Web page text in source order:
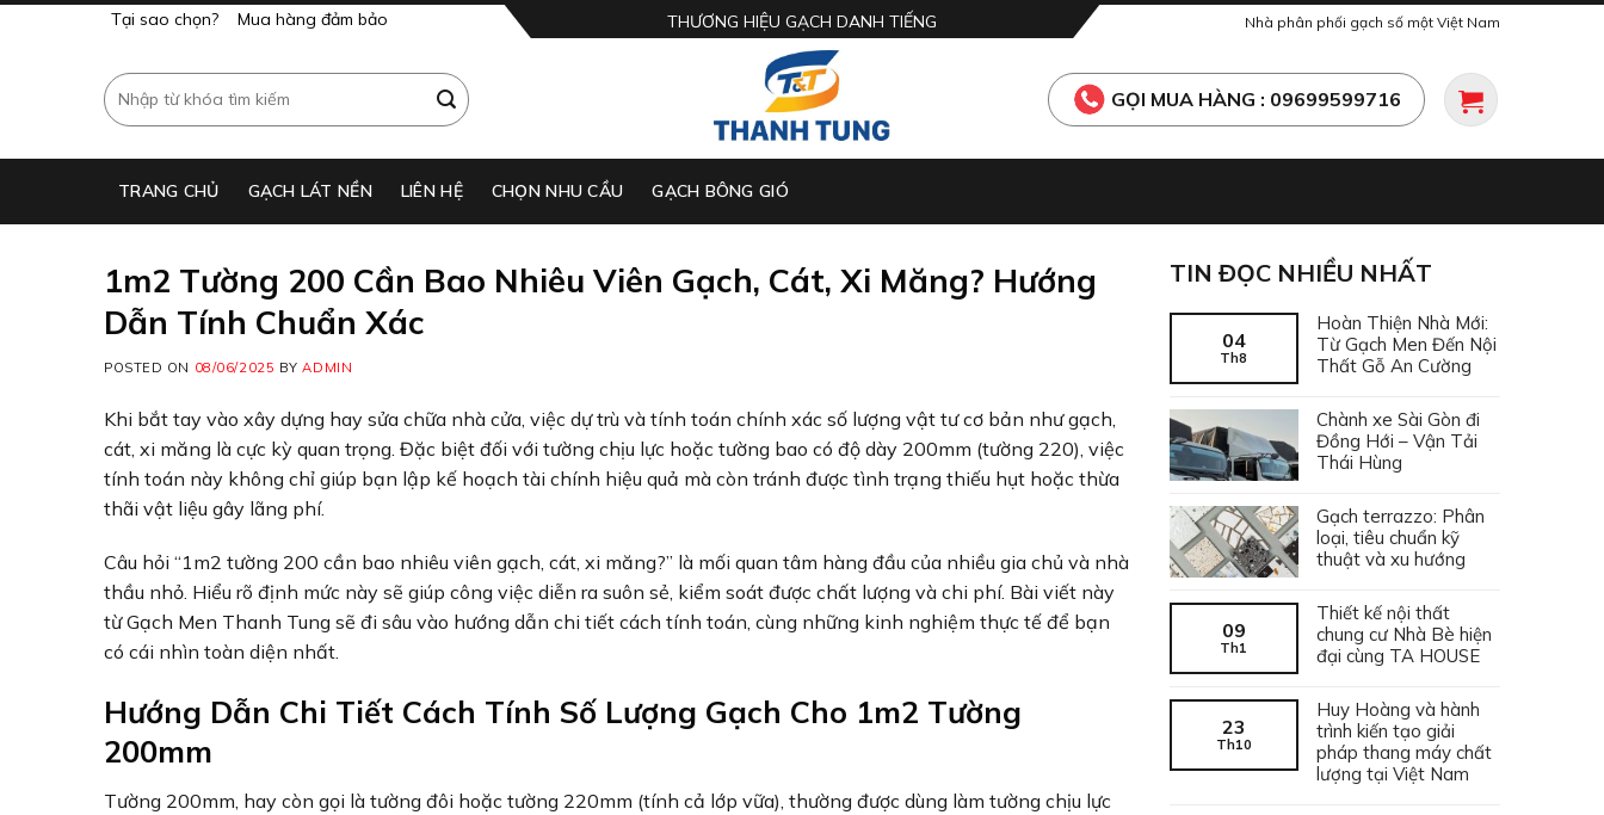
Tại sao chọn? Mua hàng đảm bảo THƯƠNG HIỆU GẠCH DANH TIẾNG Nhà phân phối gạch số một Việt Nam
Tìm
kiếm:
GỌI MUA HÀNG : 09699599716
TRANG CHỦ GẠCH LÁT NỀN​ LIÊN HỆ CHỌN NHU CẦU GẠCH BÔNG GIÓ
1m2 Tường 200 Cần Bao Nhiêu Viên Gạch, Cát, Xi Măng? Hướng
Dẫn Tính Chuẩn Xác
POSTED ON 08/06/2025 BYADMIN
Khi bắt tay vào xây dựng hay sửa chữa nhà cửa, việc dự trù và tính toán chính xác số lượng vật tư cơ bản như gạch,
cát, xi măng là cực kỳ quan trọng. Đặc biệt đối với tường chịu lực hoặc tường bao có độ dày 200mm (tường 220), việc
tính toán này không chỉ giúp bạn lập kế hoạch tài chính hiệu quả mà còn tránh được tình trạng thiếu hụt hoặc thừa
thãi vật liệu gây lãng phí.
Câu hỏi “1m2 tường 200 cần bao nhiêu viên gạch, cát, xi măng?” là mối quan tâm hàng đầu của nhiều gia chủ và nhà
thầu nhỏ. Hiểu rõ định mức này sẽ giúp công việc diễn ra suôn sẻ, kiểm soát được chất lượng và chi phí. Bài viết này
từ Gạch Men Thanh Tung sẽ đi sâu vào hướng dẫn chi tiết cách tính toán, cùng những kinh nghiệm thực tế để bạn
có cái nhìn toàn diện nhất.
Hướng Dẫn Chi Tiết Cách Tính Số Lượng Gạch Cho 1m2 Tường
200mm
Tường 200mm, hay còn gọi là tường đôi hoặc tường 220mm (tính cả lớp vữa), thường được dùng làm tường chịu lực
TIN ĐỌC NHIỀU NHẤT
04
Th8
Hoàn Thiện Nhà Mới:
Từ Gạch Men Đến Nội
Thất Gỗ An Cường
Chành xe Sài Gòn đi
Đồng Hới – Vận Tải
Thái Hùng
Gạch terrazzo: Phân
loại, tiêu chuẩn kỹ
thuật và xu hướng
09
Th1
Thiết kế nội thất
chung cư Nhà Bè hiện
đại cùng TA HOUSE
23
Th10
Huy Hoàng và hành
trình kiến tạo giải
pháp thang máy chất
lượng tại Việt Nam